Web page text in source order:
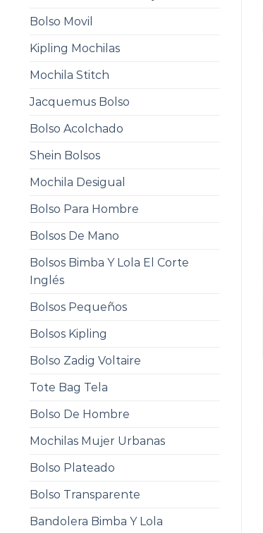
Bolso Movil
Kipling Mochilas
Mochila Stitch
Jacquemus Bolso
Bolso Acolchado
Shein Bolsos
Mochila Desigual
Bolso Para Hombre
Bolsos De Mano
Bolsos Bimba Y Lola El Corte
Inglés
Bolsos Pequeños
Bolsos Kipling
Bolso Zadig Voltaire
Tote Bag Tela
Bolso De Hombre
Mochilas Mujer Urbanas
Bolso Plateado
Bolso Transparente
Bandolera Bimba Y Lola